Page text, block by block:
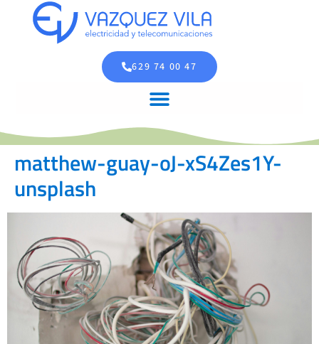
629 74 00 47
matthew-guay-oJ-xS4Zes1Y-
unsplash